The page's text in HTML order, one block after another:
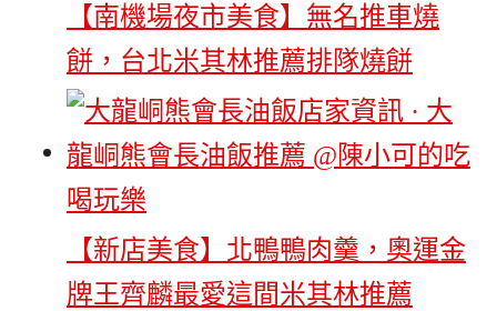
【南機場夜市美食】無名推車燒
餅，台北米其林推薦排隊燒餅
【新店美食】北鴨鴨肉羹，奧運金
牌王齊麟最愛這間米其林推薦